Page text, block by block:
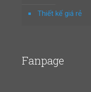
Thiết kế giá rẻ
Fanpage